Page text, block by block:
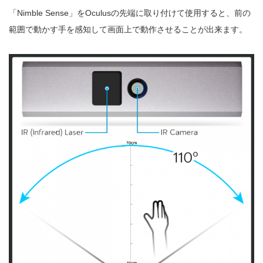
「Nimble Sense」をOculusの先端に取り付けて使用すると、前の
範囲で動かす手を感知して画面上で動作させることが出来ます。